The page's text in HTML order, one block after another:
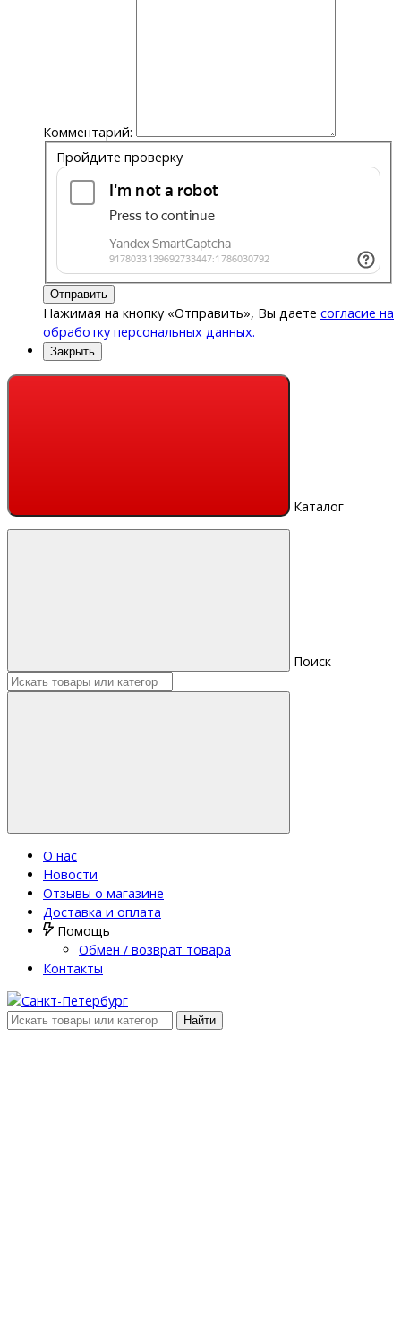
Комментарий:
Пройдите проверку
Отправить
Нажимая на кнопку «Отправить», Вы даете согласие на
обработку персональных данных.
Закрыть
Каталог
Поиск
О нас
Новости
Отзывы о магазине
Доставка и оплата
Помощь
Обмен / возврат товара
Контакты
Найти